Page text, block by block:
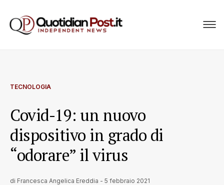
TECNOLOGIA
Covid-19: un nuovo
dispositivo in grado di
“odorare” il virus
di Francesca Angelica Ereddia - 5 febbraio 2021